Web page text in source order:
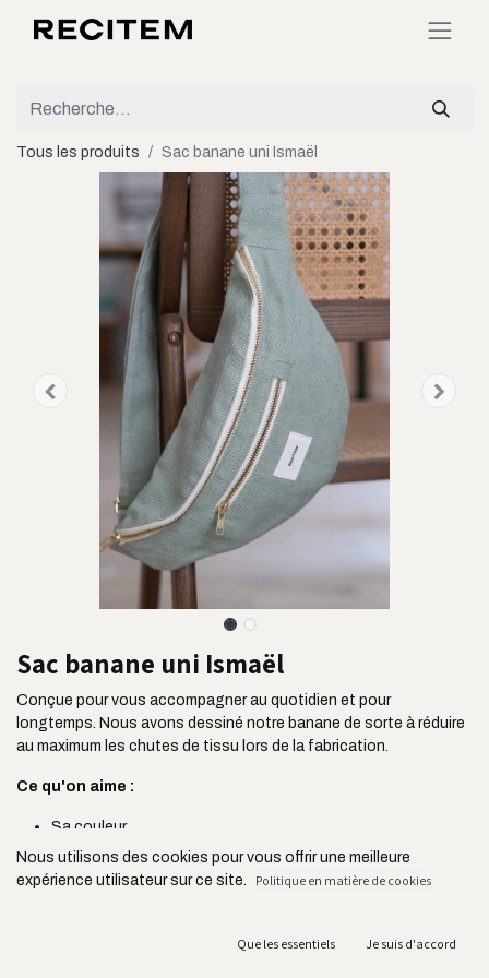
Tous les produits Sac banane uni Ismaël
Sac banane uni Ismaël
Conçue pour vous accompagner au quotidien et pour
longtemps. Nous avons dessiné notre banane de sorte à réduire
au maximum les chutes de tissu lors de la fabrication.
Ce qu'on aime :
Sa couleur
Sa taille idéale qui allie le confort et le côté pratique
Son tissu ultra résistant issu de l'industrie de l'ameublement
Sa bandoulière réglable jusqu'à 105 cm
Nous utilisons des cookies pour vous offrir une meilleure
expérience utilisateur sur ce site.
Politique en matière de cookies
Que les essentiels Je suis d'accord